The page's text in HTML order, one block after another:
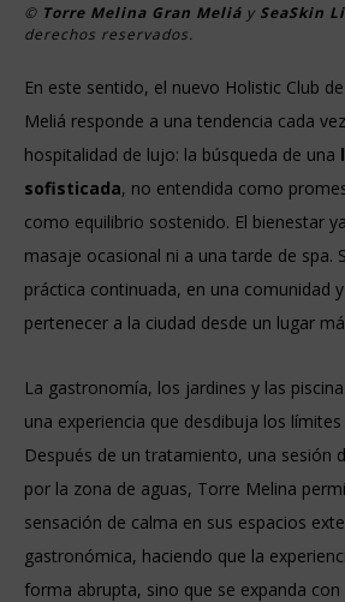
© Torre Melina Gran Meliá y SeaSkin
derechos reservados.
En este sentido, el nuevo Holistic Club
Meliá responde a una tendencia cada
hospitalidad de lujo: la búsqueda de una
sofisticada, no entendida como
como equilibrio sostenido. El bienestar
masaje ocasional ni a una tarde de spa.
práctica continuada, en una comunidad
pertenecer a la ciudad desde un lugar
La gastronomía, los jardines y las
una experiencia que desdibuja los
Después de un tratamiento, una sesión
por la zona de aguas, Torre Melina
sensación de calma en sus espacios
gastronómica, haciendo que la
forma abrupta, sino que se expanda con